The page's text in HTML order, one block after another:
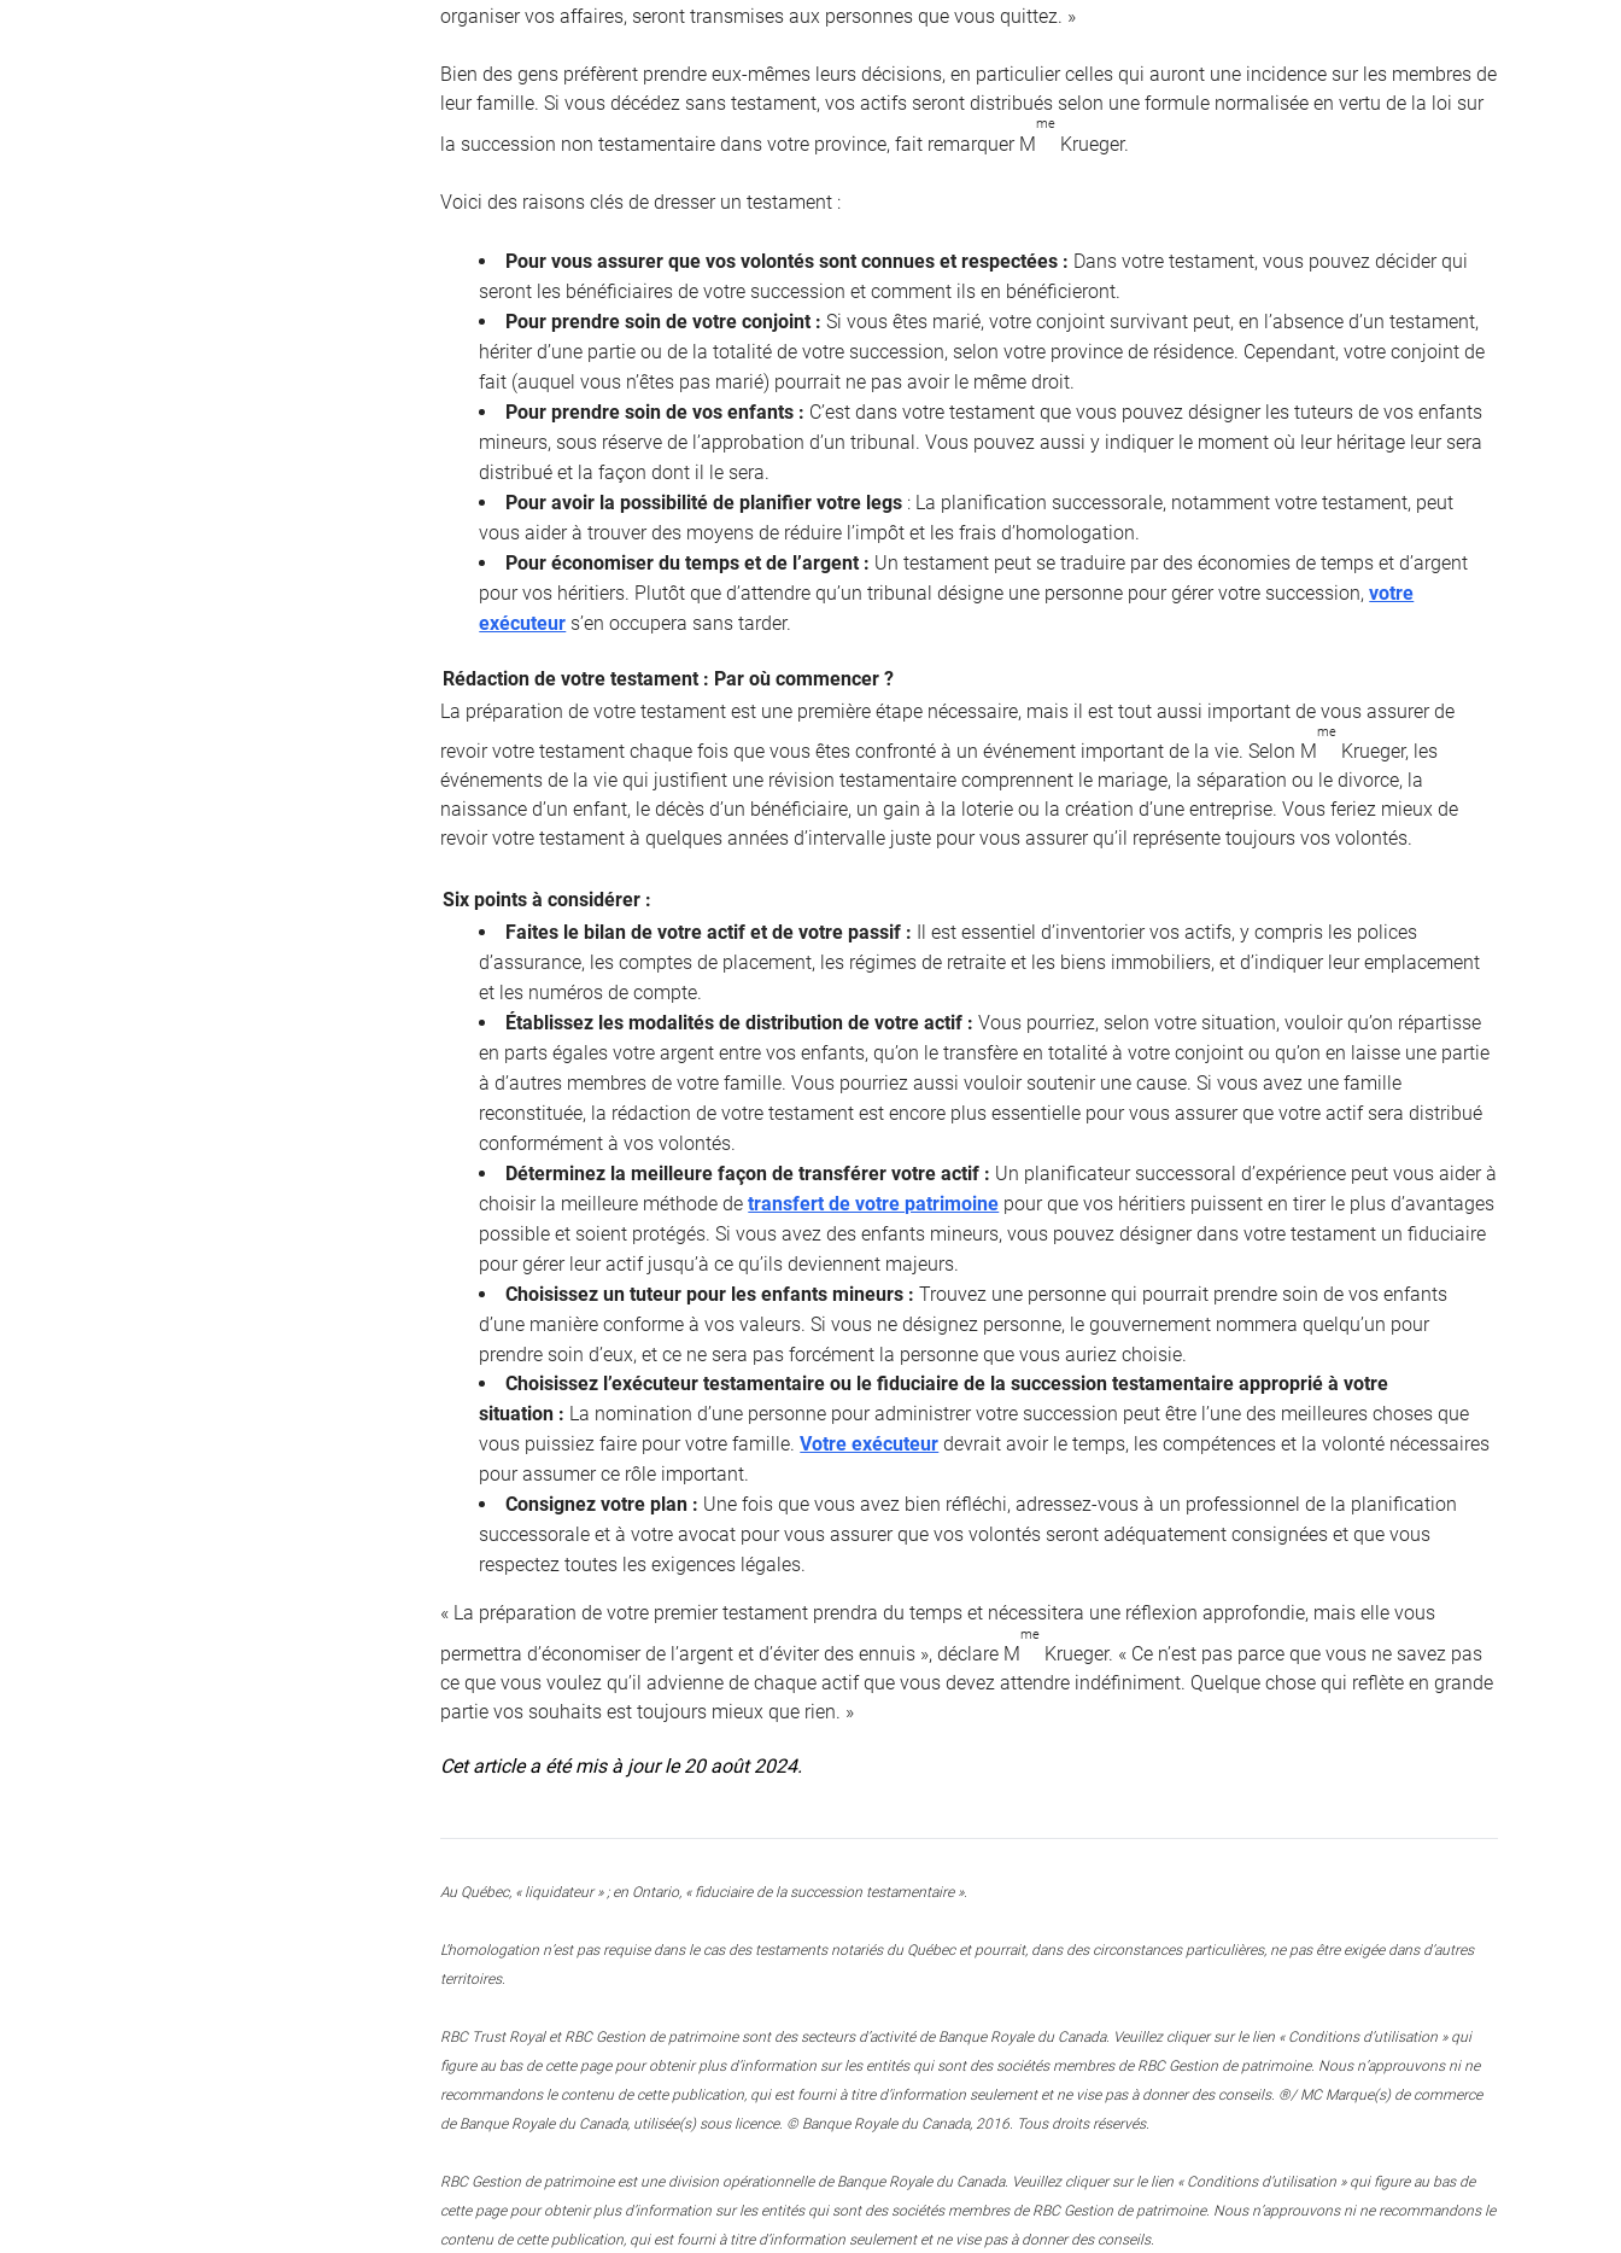
organiser vos affaires, seront transmises aux personnes que vous quittez. »
Bien des gens préfèrent prendre eux-mêmes leurs décisions, en particulier celles qui auront une incidence sur les membres de
leur famille. Si vous décédez sans testament, vos actifs seront distribués selon une formule normalisée en vertu de la loi sur
la succession non testamentaire dans votre province, fait remarquer M
me
Krueger.
Voici des raisons clés de dresser un testament :
Pour vous assurer que vos volontés sont connues et respectées : Dans votre testament, vous pouvez décider qui
seront les bénéficiaires de votre succession et comment ils en bénéficieront.
Pour prendre soin de votre conjoint : Si vous êtes marié, votre conjoint survivant peut, en l’absence d’un testament,
hériter d’une partie ou de la totalité de votre succession, selon votre province de résidence. Cependant, votre conjoint de
fait (auquel vous n’êtes pas marié) pourrait ne pas avoir le même droit.
Pour prendre soin de vos enfants : C’est dans votre testament que vous pouvez désigner les tuteurs de vos enfants
mineurs, sous réserve de l’approbation d’un tribunal. Vous pouvez aussi y indiquer le moment où leur héritage leur sera
distribué et la façon dont il le sera.
Pour avoir la possibilité de planifier votre legs : La planification successorale, notamment votre testament, peut
vous aider à trouver des moyens de réduire l’impôt et les frais d’homologation.
Pour économiser du temps et de l’argent : Un testament peut se traduire par des économies de temps et d’argent
pour vos héritiers. Plutôt que d’attendre qu’un tribunal désigne une personne pour gérer votre succession,votre
exécuteur s’en occupera sans tarder.
Rédaction de votre testament : Par où commencer ?
La préparation de votre testament est une première étape nécessaire, mais il est tout aussi important de vous assurer de
revoir votre testament chaque fois que vous êtes confronté à un événement important de la vie. Selon M
me
Krueger, les
événements de la vie qui justifient une révision testamentaire comprennent le mariage, la séparation ou le divorce, la
naissance d’un enfant, le décès d’un bénéficiaire, un gain à la loterie ou la création d’une entreprise. Vous feriez mieux de
revoir votre testament à quelques années d’intervalle juste pour vous assurer qu’il représente toujours vos volontés.
Six points à considérer :
Faites le bilan de votre actif et de votre passif : Il est essentiel d’inventorier vos actifs, y compris les polices
d’assurance, les comptes de placement, les régimes de retraite et les biens immobiliers, et d’indiquer leur emplacement
et les numéros de compte.
Établissez les modalités de distribution de votre actif : Vous pourriez, selon votre situation, vouloir qu’on répartisse
en parts égales votre argent entre vos enfants, qu’on le transfère en totalité à votre conjoint ou qu’on en laisse une partie
à d’autres membres de votre famille. Vous pourriez aussi vouloir soutenir une cause. Si vous avez une famille
reconstituée, la rédaction de votre testament est encore plus essentielle pour vous assurer que votre actif sera distribué
conformément à vos volontés.
Déterminez la meilleure façon de transférer votre actif : Un planificateur successoral d’expérience peut vous aider à
choisir la meilleure méthode detransfert de votre patrimoine pour que vos héritiers puissent en tirer le plus d’avantages
possible et soient protégés. Si vous avez des enfants mineurs, vous pouvez désigner dans votre testament un fiduciaire
pour gérer leur actif jusqu’à ce qu’ils deviennent majeurs.
Choisissez un tuteur pour les enfants mineurs : Trouvez une personne qui pourrait prendre soin de vos enfants
d’une manière conforme à vos valeurs. Si vous ne désignez personne, le gouvernement nommera quelqu’un pour
prendre soin d’eux, et ce ne sera pas forcément la personne que vous auriez choisie.
Choisissez l’exécuteur testamentaire ou le fiduciaire de la succession testamentaire approprié à votre
situation : La nomination d’une personne pour administrer votre succession peut être l’une des meilleures choses que
vous puissiez faire pour votre famille.Votre exécuteur devrait avoir le temps, les compétences et la volonté nécessaires
pour assumer ce rôle important.
Consignez votre plan : Une fois que vous avez bien réfléchi, adressez-vous à un professionnel de la planification
successorale et à votre avocat pour vous assurer que vos volontés seront adéquatement consignées et que vous
respectez toutes les exigences légales.
« La préparation de votre premier testament prendra du temps et nécessitera une réflexion approfondie, mais elle vous
permettra d’économiser de l’argent et d’éviter des ennuis », déclare M
me
Krueger. « Ce n’est pas parce que vous ne savez pas
ce que vous voulez qu’il advienne de chaque actif que vous devez attendre indéfiniment. Quelque chose qui reflète en grande
partie vos souhaits est toujours mieux que rien. »
Cet article a été mis à jour le 20 août 2024.
Au Québec, « liquidateur » ; en Ontario, « fiduciaire de la succession testamentaire ».
L’homologation n’est pas requise dans le cas des testaments notariés du Québec et pourrait, dans des circonstances particulières, ne pas être exigée dans d’autres
territoires.
RBC Trust Royal et RBC Gestion de patrimoine sont des secteurs d’activité de Banque Royale du Canada. Veuillez cliquer sur le lien « Conditions d’utilisation » qui
figure au bas de cette page pour obtenir plus d’information sur les entités qui sont des sociétés membres de RBC Gestion de patrimoine. Nous n’approuvons ni ne
recommandons le contenu de cette publication, qui est fourni à titre d’information seulement et ne vise pas à donner des conseils. ®/ MC Marque(s) de commerce
de Banque Royale du Canada, utilisée(s) sous licence. © Banque Royale du Canada, 2016. Tous droits réservés.
RBC Gestion de patrimoine est une division opérationnelle de Banque Royale du Canada. Veuillez cliquer sur le lien « Conditions d’utilisation » qui figure au bas de
cette page pour obtenir plus d’information sur les entités qui sont des sociétés membres de RBC Gestion de patrimoine. Nous n’approuvons ni ne recommandons le
contenu de cette publication, qui est fourni à titre d’information seulement et ne vise pas à donner des conseils.